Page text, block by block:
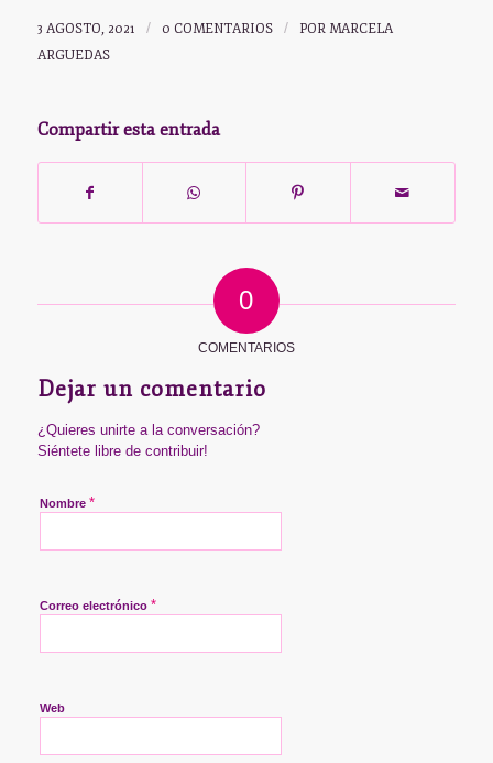
3 AGOSTO, 2021 / 0 COMENTARIOS / POR MARCELA
ARGUEDAS
Compartir esta entrada
0
COMENTARIOS
Dejar un comentario
¿Quieres unirte a la conversación?
Siéntete libre de contribuir!
Nombre *
Correo electrónico *
Web